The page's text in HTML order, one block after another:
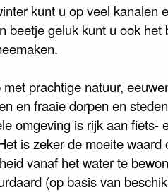
kunt u op veel kanalen
beetje geluk kunt u ook het
prachtige natuur,
en fraaie dorpen en
omgeving is rijk aan fiets-
is zeker de moeite waard
vanaf het water te
(op basis van